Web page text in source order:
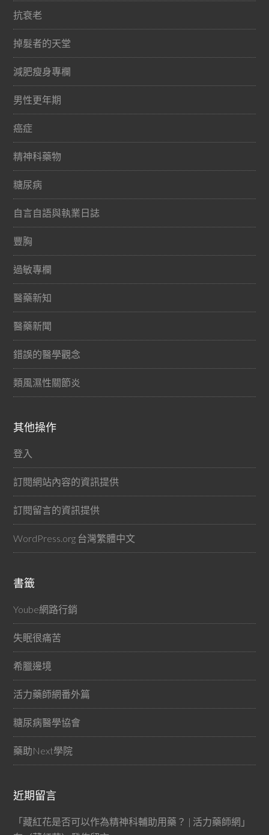
抗衰老
掉髮者的天堂
減肥瘦身專欄
男性更年期
癌症
精神科藥物
糖尿病
自言自語與執業日誌
豐胸
過敏專欄
醫藥新知
醫藥新聞
錯誤的醫學觀念
類風濕性關節炎
其他操作
登入
訂閱網站內容的資訊提供
訂閱留言的資訊提供
WordPress.org 台灣繁體中文
書籤
Yoube網路行銷
失眠很痛苦
希臘邊境
活力藥師網番外篇
糖尿病醫學協會
藥助Next學院
近期留言
「藏紅花是否可以作為精神科輔助用藥？ | 活力藥師網 」